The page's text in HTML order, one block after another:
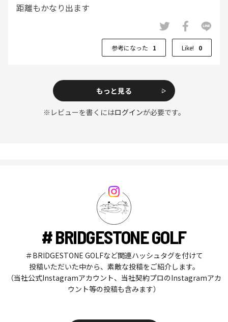
距離もかなり出ます
参考になった 1 Like! 0
もっと見る
※レビューを書くにはログインが必要です。
# BRIDGESTONE GOLF
＃BRIDGESTONE GOLFなど関連ハッシュタグを付けて
投稿いただいた中から、素敵な投稿をご紹介します。
（当社公式Instagramアカウント、当社契約プロのInstagramアカ
ウント等の投稿も含みます）